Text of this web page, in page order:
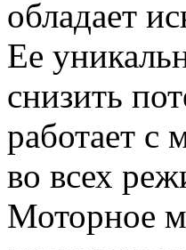
обладает
Ее
снизить
работает с
во всех
Моторное